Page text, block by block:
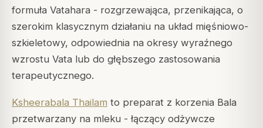
formuła Vatahara - rozgrzewająca, przenikająca, o
szerokim klasycznym działaniu na układ mięśniowo-
szkieletowy, odpowiednia na okresy wyraźnego
wzrostu Vata lub do głębszego zastosowania
terapeutycznego.
Ksheerabala Thailam to preparat z korzenia Bala
przetwarzany na mleku - łączący odżywcze